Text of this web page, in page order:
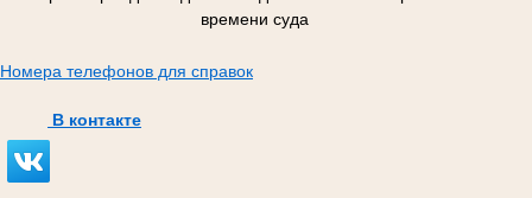
времени суда
Номера телефонов для справок
В контакте